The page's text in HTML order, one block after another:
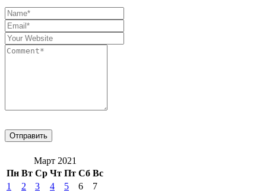
Март 2021
Пн Вт Ср Чт Пт Сб Вс
1 2 3 4 5 6
7